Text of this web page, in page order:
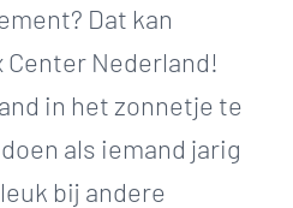
Dat kan
Nederland!
in het zonnetje te
als iemand jarig
bij andere